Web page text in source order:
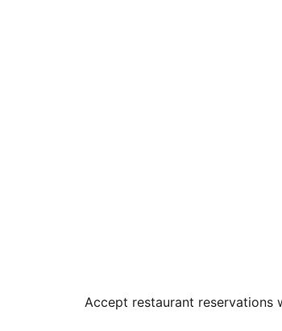
Accept restaurant reservations